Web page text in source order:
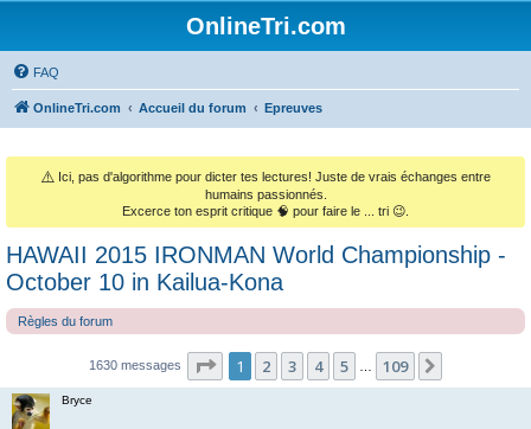
OnlineTri.com
FAQ
OnlineTri.com Accueil du forum Epreuves
⚠️ Ici, pas d'algorithme pour dicter tes lectures! Juste de vrais échanges entre
humains passionnés.
Excerce ton esprit critique 🧠 pour faire le ... tri 😉.
HAWAII 2015 IRONMAN World Championship -
October 10 in Kailua-Kona
Règles du forum
1630 messages Page 1sur 109
1 2 3 4 5 109
Bryce